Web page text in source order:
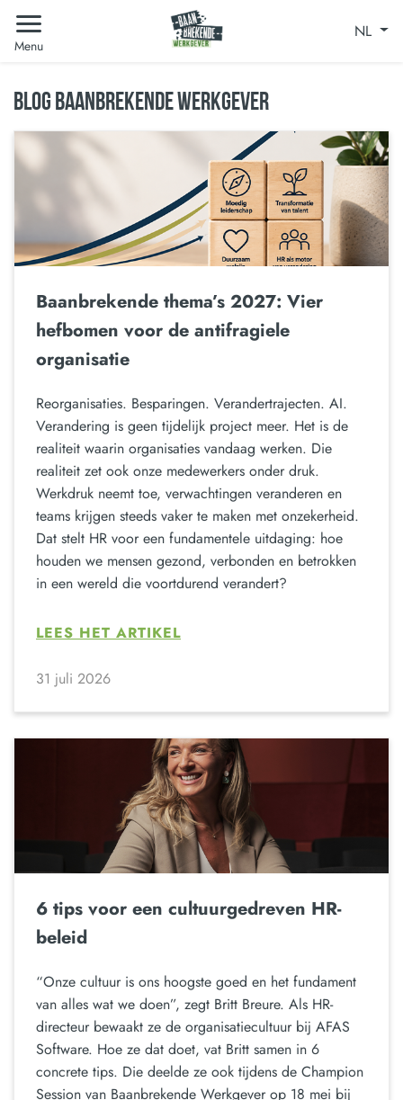
Menu
NL
BLOG BAANBREKENDE WERKGEVER
Baanbrekende thema’s 2027: Vier
hefbomen voor de antifragiele
organisatie
Reorganisaties. Besparingen. Verandertrajecten. AI.
Verandering is geen tijdelijk project meer. Het is de
realiteit waarin organisaties vandaag werken. Die
realiteit zet ook onze medewerkers onder druk.
Werkdruk neemt toe, verwachtingen veranderen en
teams krijgen steeds vaker te maken met onzekerheid.
Dat stelt HR voor een fundamentele uitdaging: hoe
houden we mensen gezond, verbonden en betrokken
in een wereld die voortdurend verandert?
LEES HET ARTIKEL
31 juli 2026
6 tips voor een cultuurgedreven HR-
beleid
“Onze cultuur is ons hoogste goed en het fundament
van alles wat we doen”, zegt Britt Breure. Als HR-
directeur bewaakt ze de organisatiecultuur bij AFAS
Software. Hoe ze dat doet, vat Britt samen in 6
concrete tips. Die deelde ze ook tijdens de Champion
Session van Baanbrekende Werkgever op 18 mei bij